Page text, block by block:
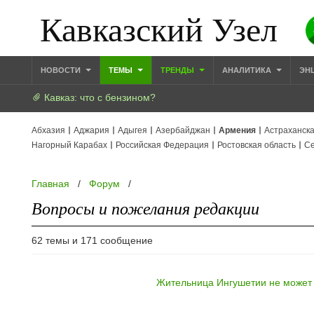
Кавказский Узел
НОВОСТИ ТЕМЫ ТРЕНДЫ АНАЛИТИКА
Кавказ: что с бензином?
Абхазия Аджария Адыгея Азербайджан Армения
Нагорный Карабах
Российская Федерация Ростовская область
Главная / Форум /
Вопросы и пожелания редакции
62 темы и 171 сообщение
Жительница Ингушетии не может